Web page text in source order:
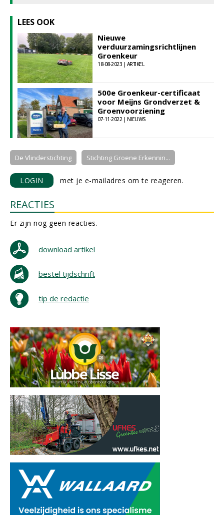
LEES OOK
Nieuwe
verduurzamingsrichtlijnen
Groenkeur
18-08-2023 | ARTIKEL
500e Groenkeur-certificaat
voor Meijns Grondverzet &
Groenvoorziening
07-11-2022 | NIEUWS
De Vlinderstichting Stichting Groene Erkennin...
LOGIN met je e-mailadres om te reageren.
REACTIES
Er zijn nog geen reacties.
download artikel
bestel tijdschrift
tip de redactie